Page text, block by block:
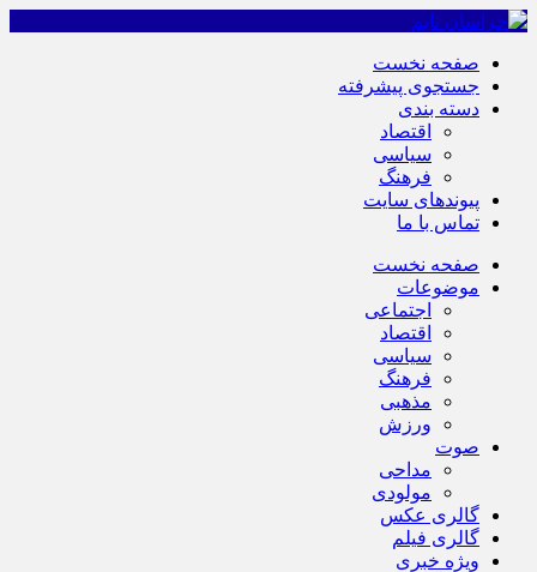
صفحه نخست
جستجوی پیشرفته
دسته بندی
اقتصاد
سیاسی
فرهنگ
پیوندهای سایت
تماس با ما
صفحه نخست
موضوعات
اجتماعی
اقتصاد
سیاسی
فرهنگ
مذهبی
ورزش
صوت
مداحی
مولودی
گالری عکس
گالری فیلم
ویژه خبری